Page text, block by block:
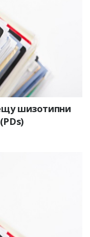
шизотипни